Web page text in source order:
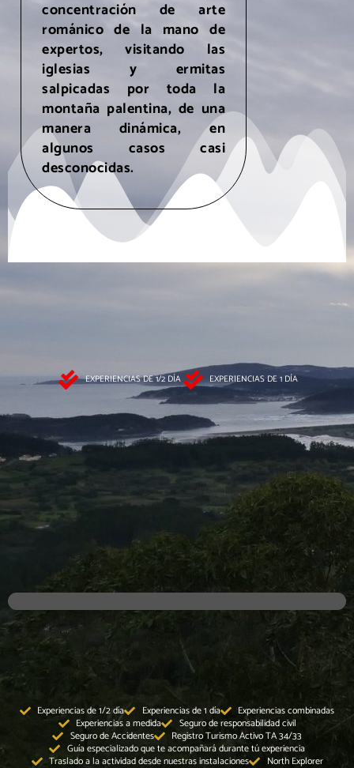
concentración de arte
románico de la mano de
expertos, visitando las
iglesias y ermitas
salpicadas por toda la
montaña palentina, de una
manera dinámica, en
algunos casos casi
desconocidas.
EXPERIENCIAS DE 1/2 DÍA EXPERIENCIAS DE 1 DÍA
Experiencias de 1/2 día Experiencias de 1 día
Experiencias combinadas
Experiencias a medida
Seguro de responsabilidad civil
Seguro de Accidentes
Registro Turismo Activo TA 34/33
Guía especializado que te acompañará durante tú experiencia
Traslado a la actividad desde nuestras instalaciones
North Explorer